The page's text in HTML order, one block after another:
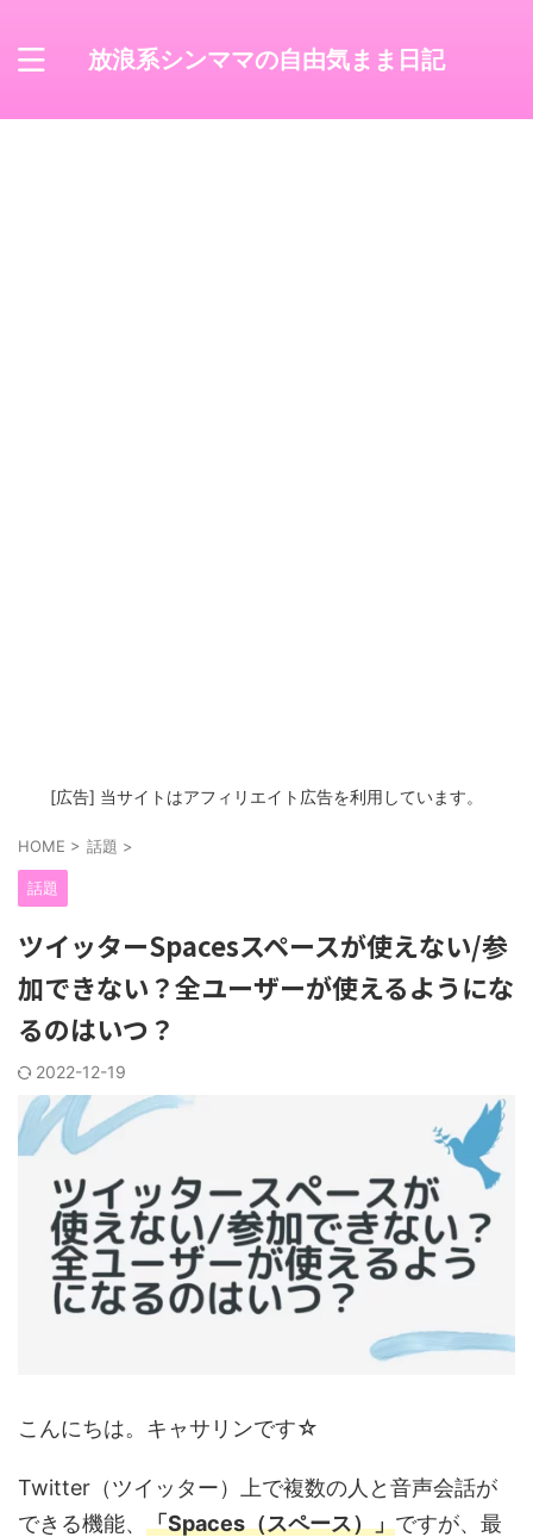
放浪系シンママの自由気まま日記
[広告] 当サイトはアフィリエイト広告を利用しています。
HOME > 話題 >
話題
ツイッターSpacesスペースが使えない/参
加できない？全ユーザーが使えるようにな
るのはいつ？
2022-12-19
こんにちは。キャサリンです☆
Twitter（ツイッター）上で複数の人と音声会話が
できる機能、 「Spaces（スペース）」ですが、最